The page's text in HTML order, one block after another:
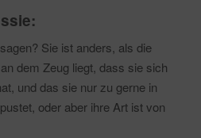
Sie ist anders, als die
dem Zeug liegt, dass sie sich
und das sie nur zu gerne in
oder aber ihre Art ist von